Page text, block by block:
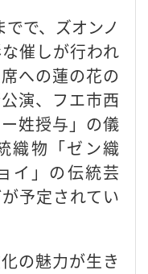
で、ズオンノ
催しが行われ
への蓮の花の
演、フエ市西
姓授与」の儀
織物「ゼン織
イ」の伝統芸
予定されてい
の魅力が生き